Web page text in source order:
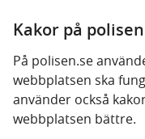
Kakor på
På polisen.se
webbplatsen ska
använder också
webbplatsen bättre.